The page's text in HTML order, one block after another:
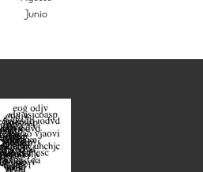
Junio